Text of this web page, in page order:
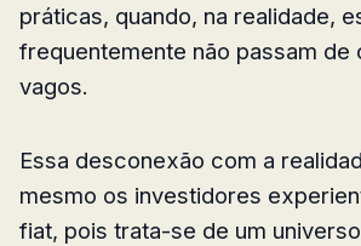
práticas, quando, na realidade,
frequentemente não passam de
vagos.
Essa desconexão com a
mesmo os investidores
fiat, pois trata-se de um